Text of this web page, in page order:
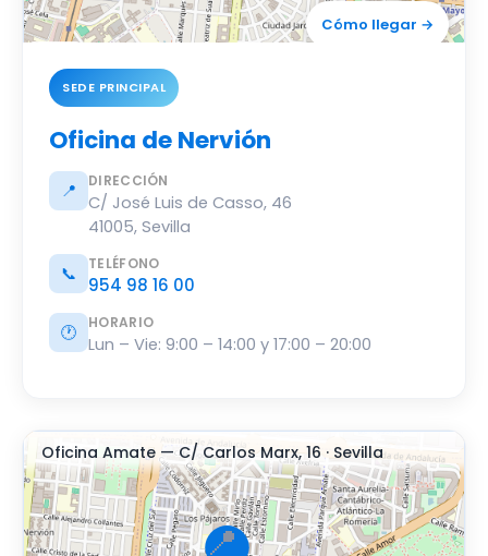
Cómo llegar →
SEDE PRINCIPAL
Oficina de Nervión
📍 DIRECCIÓN
C/ José Luis de Casso, 46
41005, Sevilla
📞 TELÉFONO
954 98 16 00
🕐 HORARIO
Lun – Vie: 9:00 – 14:00 y 17:00 – 20:00
📍
Oficina Amate — C/ Carlos Marx, 16 · Sevilla